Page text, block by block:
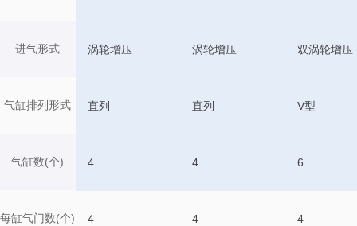
进气形式
气缸排列形式
气缸数(个)
每缸气门数(个)
涡轮增压 涡轮增压 双涡轮增压
直列 直列 V型
4 4 6
4 4 4